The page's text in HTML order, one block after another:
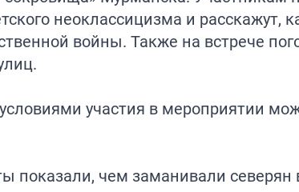
неоклассицизма и расскажут,
войны. Также на встрече
участия в мероприятии
показали, чем заманивали северян